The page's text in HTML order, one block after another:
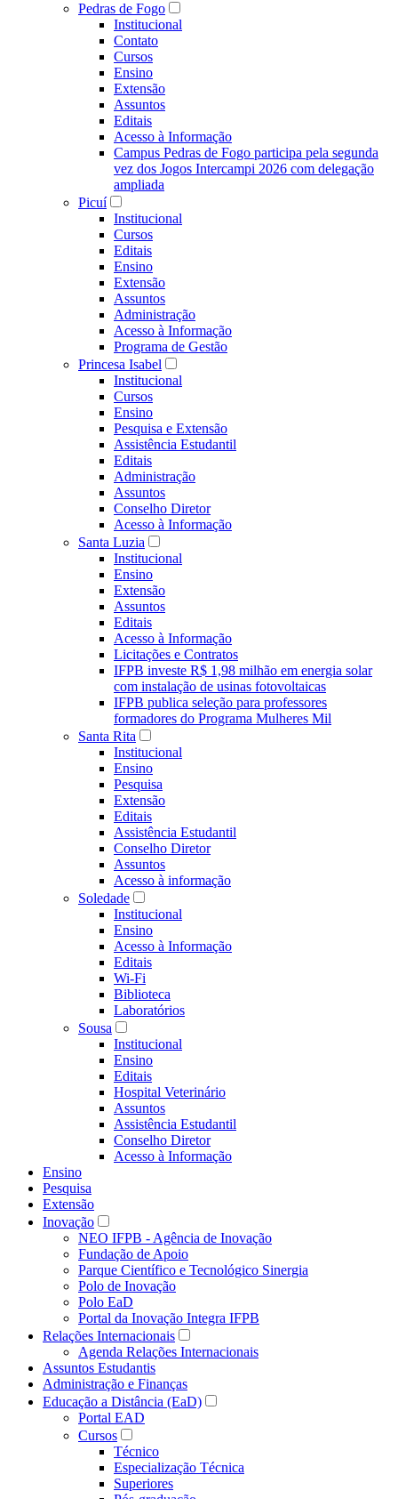
Pedras de Fogo
Institucional
Contato
Cursos
Ensino
Extensão
Assuntos
Editais
Acesso à Informação
Campus Pedras de Fogo participa pela segunda
vez dos Jogos Intercampi 2026 com delegação
ampliada
Picuí
Institucional
Cursos
Editais
Ensino
Extensão
Assuntos
Administração
Acesso à Informação
Programa de Gestão
Princesa Isabel
Institucional
Cursos
Ensino
Pesquisa e Extensão
Assistência Estudantil
Editais
Administração
Assuntos
Conselho Diretor
Acesso à Informação
Santa Luzia
Institucional
Ensino
Extensão
Assuntos
Editais
Acesso à Informação
Licitações e Contratos
IFPB investe R$ 1,98 milhão em energia solar
com instalação de usinas fotovoltaicas
IFPB publica seleção para professores
formadores do Programa Mulheres Mil
Santa Rita
Institucional
Ensino
Pesquisa
Extensão
Editais
Assistência Estudantil
Conselho Diretor
Assuntos
Acesso à informação
Soledade
Institucional
Ensino
Acesso à Informação
Editais
Wi-Fi
Biblioteca
Laboratórios
Sousa
Institucional
Ensino
Editais
Hospital Veterinário
Assuntos
Assistência Estudantil
Conselho Diretor
Acesso à Informação
Ensino
Pesquisa
Extensão
Inovação
NEO IFPB - Agência de Inovação
Fundação de Apoio
Parque Científico e Tecnológico Sinergia
Polo de Inovação
Polo EaD
Portal da Inovação Integra IFPB
Relações Internacionais
Agenda Relações Internacionais
Assuntos Estudantis
Administração e Finanças
Educação a Distância (EaD)
Portal EAD
Cursos
Técnico
Especialização Técnica
Superiores